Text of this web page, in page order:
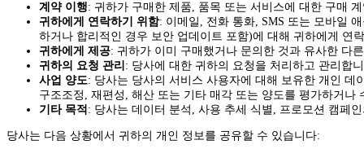
계약 이행: 귀하가 구매한 제품, 품목 또는 서비스에 대한 구매
귀하에게 연락하기 위함: 이메일, 전화 통화, SMS 또는 모바일
하거나 합리적인 경우 보안 업데이트 포함)에 대해 귀하에게 연
귀하에게 제공: 귀하가 이미 구매했거나 문의한 것과 유사한 다
귀하의 요청 관리 : 당사에 대한 귀하의 요청을 처리하고 관리합
사업 양도: 당사는 당사의 서비스 사용자에 대해 보유한 개인
구조조정, 재편성, 해산 또는 기타 매각 또는 양도를 평가하거나
기타 목적 : 당사는 데이터 분석, 사용 추세 식별, 프로모션 캠페
당사는 다음 상황에서 귀하의 개인 정보를 공유할 수 있습니다: